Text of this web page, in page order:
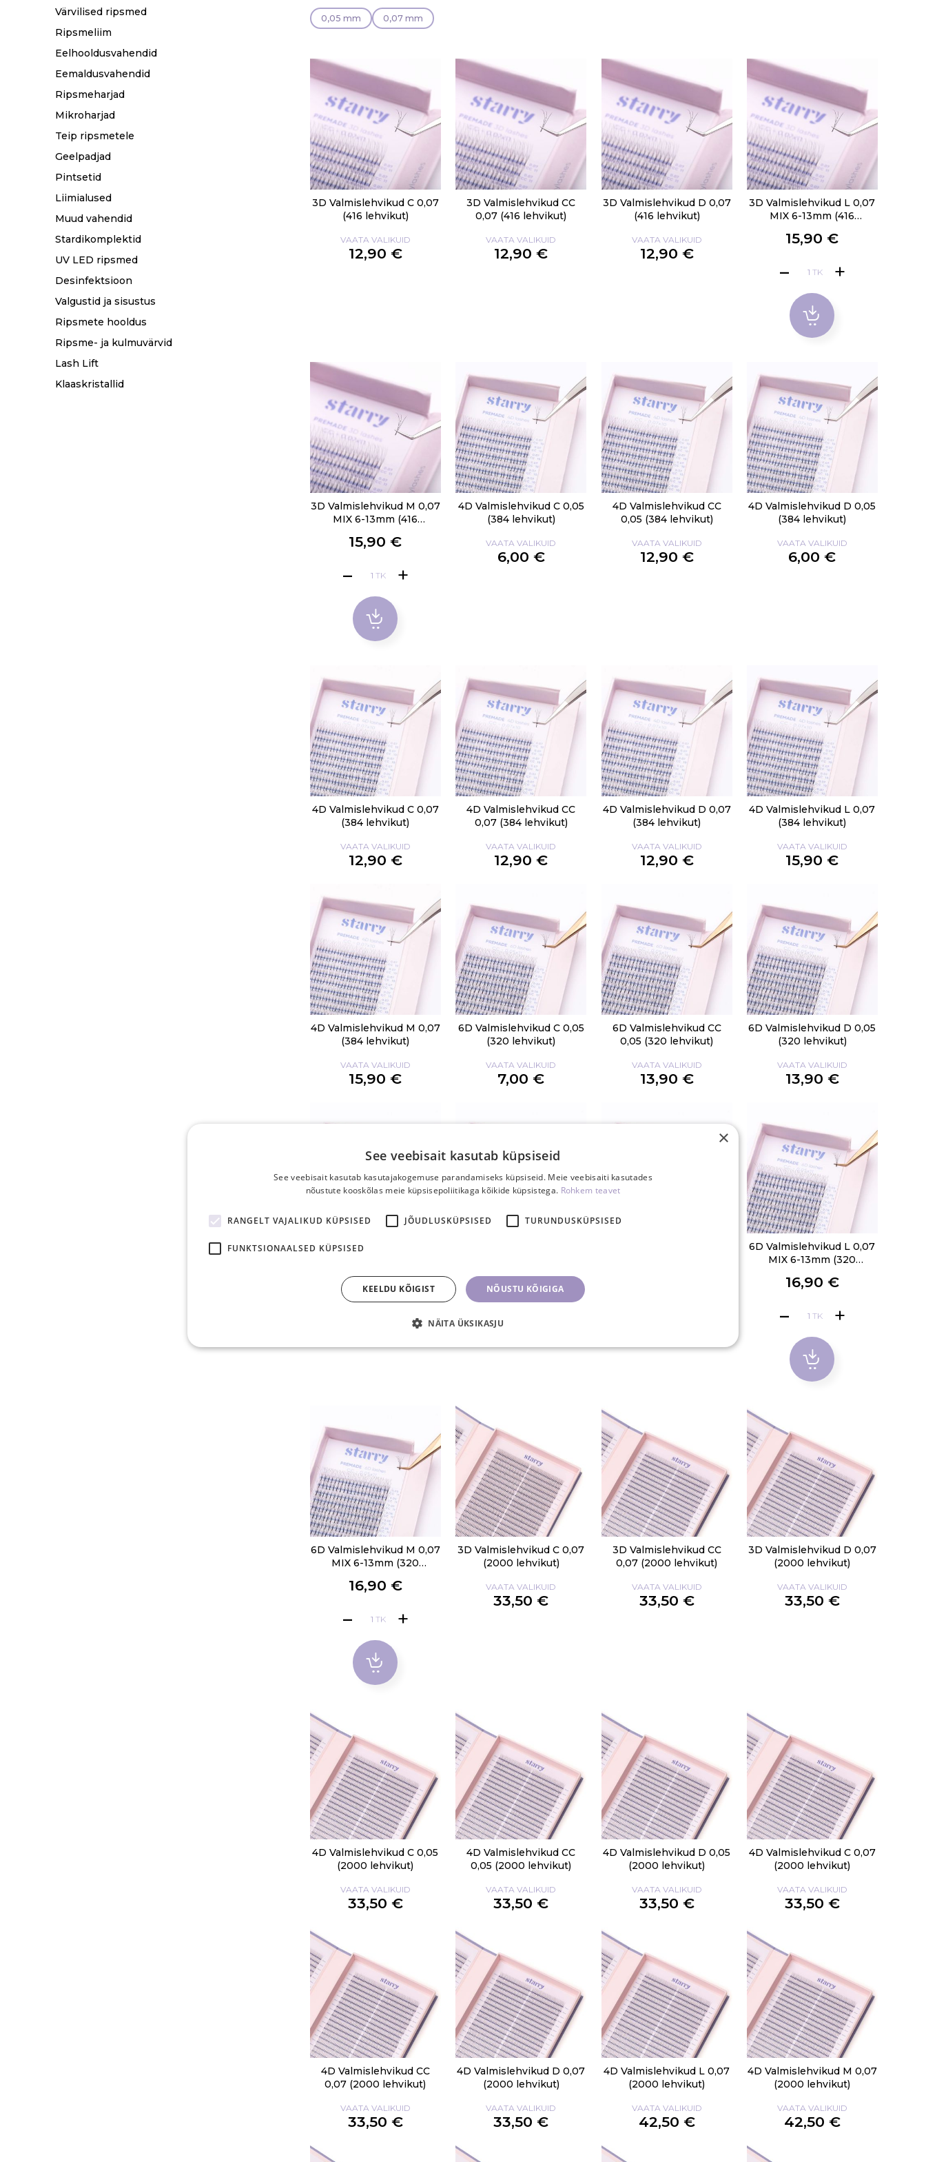
0,05 mm 0,07 mm
3D Valmislehvikud C 0,07
(416 lehvikut)
VAATA VALIKUID
12,90 €
3D Valmislehvikud CC
0,07 (416 lehvikut)
VAATA VALIKUID
12,90 €
3D Valmislehvikud D 0,07
(416 lehvikut)
VAATA VALIKUID
12,90 €
3D Valmislehvikud L 0,07
MIX 6-13mm (416
15,90 €
TK
3D Valmislehvikud M 0,07
MIX 6-13mm (416
15,90 €
TK
4D Valmislehvikud C 0,05
(384 lehvikut)
VAATA VALIKUID
6,00 €
4D Valmislehvikud CC
0,05 (384 lehvikut)
VAATA VALIKUID
12,90 €
4D Valmislehvikud D 0,05
(384 lehvikut)
VAATA VALIKUID
6,00 €
4D Valmislehvikud C 0,07
(384 lehvikut)
VAATA VALIKUID
12,90 €
4D Valmislehvikud CC
0,07 (384 lehvikut)
VAATA VALIKUID
12,90 €
4D Valmislehvikud D 0,07
(384 lehvikut)
VAATA VALIKUID
12,90 €
4D Valmislehvikud L 0,07
(384 lehvikut)
VAATA VALIKUID
15,90 €
4D Valmislehvikud M 0,07
(384 lehvikut)
VAATA VALIKUID
15,90 €
6D Valmislehvikud C 0,05
(320 lehvikut)
VAATA VALIKUID
7,00 €
6D Valmislehvikud CC
0,05 (320 lehvikut)
VAATA VALIKUID
13,90 €
6D Valmislehvikud D 0,05
(320 lehvikut)
VAATA VALIKUID
13,90 €
6D Valmislehvikud C 0,07
VAATA VALIKUID
13,90 €
VAATA VALIKUID
13,90 €
6D Valmislehvikud L 0,07
MIX 6-13mm (320
16,90 €
TK
6D Valmislehvikud M 0,07
MIX 6-13mm (320
16,90 €
TK
3D Valmislehvikud C 0,07
(2000 lehvikut)
VAATA VALIKUID
33,50 €
3D Valmislehvikud CC
0,07 (2000 lehvikut)
VAATA VALIKUID
33,50 €
3D Valmislehvikud D 0,07
(2000 lehvikut)
VAATA VALIKUID
33,50 €
4D Valmislehvikud C 0,05
(2000 lehvikut)
VAATA VALIKUID
33,50 €
4D Valmislehvikud CC
0,05 (2000 lehvikut)
VAATA VALIKUID
33,50 €
4D Valmislehvikud D 0,05
(2000 lehvikut)
VAATA VALIKUID
33,50 €
4D Valmislehvikud C 0,07
(2000 lehvikut)
VAATA VALIKUID
33,50 €
4D Valmislehvikud CC
0,07 (2000 lehvikut)
VAATA VALIKUID
33,50 €
4D Valmislehvikud D 0,07
(2000 lehvikut)
VAATA VALIKUID
33,50 €
4D Valmislehvikud L 0,07
(2000 lehvikut)
VAATA VALIKUID
42,50 €
4D Valmislehvikud M 0,07
(2000 lehvikut)
VAATA VALIKUID
42,50 €
Värvilised ripsmed
Ripsmeliim
Eelhooldusvahendid
Eemaldusvahendid
Ripsmeharjad
Mikroharjad
Teip ripsmetele
Geelpadjad
Pintsetid
Liimialused
Muud vahendid
Stardikomplektid
UV LED ripsmed
Desinfektsioon
Valgustid ja sisustus
Ripsmete hooldus
Ripsme- ja kulmuvärvid
Lash Lift
Klaaskristallid
×
See veebisait kasutab küpsiseid
See veebisait kasutab kasutajakogemuse parandamiseks küpsiseid. Meie veebisaiti kasutades
nõustute kooskõlas meie küpsisepoliitikaga kõikide küpsistega. Rohkem teavet
RANGELT VAJALIKUD KÜPSISED JÕUDLUSKÜPSISED TURUNDUSKÜPSISED
FUNKTSIONAALSED KÜPSISED
NÕUSTU KÕIGIGA
KEELDU KÕIGIST
NÄITA ÜKSIKASJU